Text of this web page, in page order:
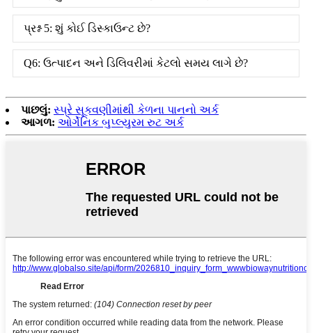
પ્રશ્ન 5: શું કોઈ ડિસ્કાઉન્ટ છે?
Q6: ઉત્પાદન અને ડિલિવરીમાં કેટલો સમય લાગે છે?
પાછલું: સ્પ્રે સૂકવણીમાંથી કેળના પાનનો અર્ક
આગળ: ઓર્ગેનિક બુપ્લ્યુરમ રુટ અર્ક